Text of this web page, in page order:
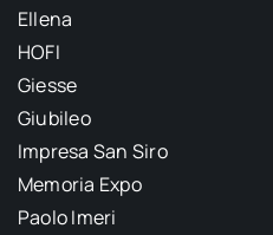
Ellena
HOFI
Giesse
Giubileo
Impresa San Siro
Memoria Expo
Paolo Imeri